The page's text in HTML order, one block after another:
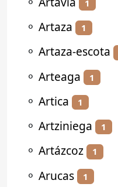
1
⚬ Artaza 1
⚬ Artaza-escota
⚬ Arteaga 1
⚬ Artica 1
⚬ Artziniega 1
⚬ Artázcoz 1
⚬ Arucas 1